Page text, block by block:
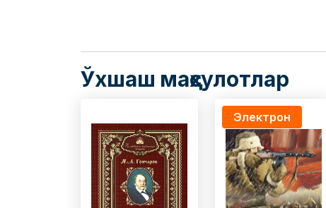
Ўхшаш маҳсулотлар
Электрон